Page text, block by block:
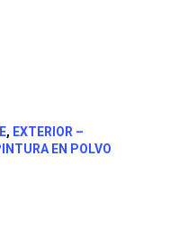
, EXTERIOR –
EN POLVO